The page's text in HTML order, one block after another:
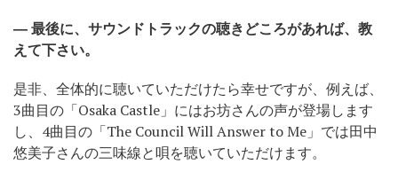
― 最後に、サウンドトラックの聴きどころがあれば、教
えて下さい。
是非、全体的に聴いていただけたら幸せですが、例えば、
3曲目の「Osaka Castle」にはお坊さんの声が登場します
し、4曲目の「The Council Will Answer to Me」では田中
悠美子さんの三味線と唄を聴いていただけます。